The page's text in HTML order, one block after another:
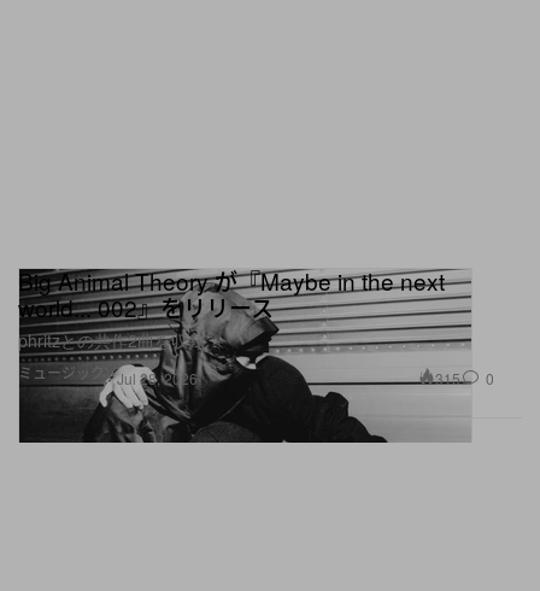
ミュージック
Big Animal Theory が『Maybe in the next
world... 002』をリリース
phritzとの共作2曲を収録
Jul 28, 2026 315 0